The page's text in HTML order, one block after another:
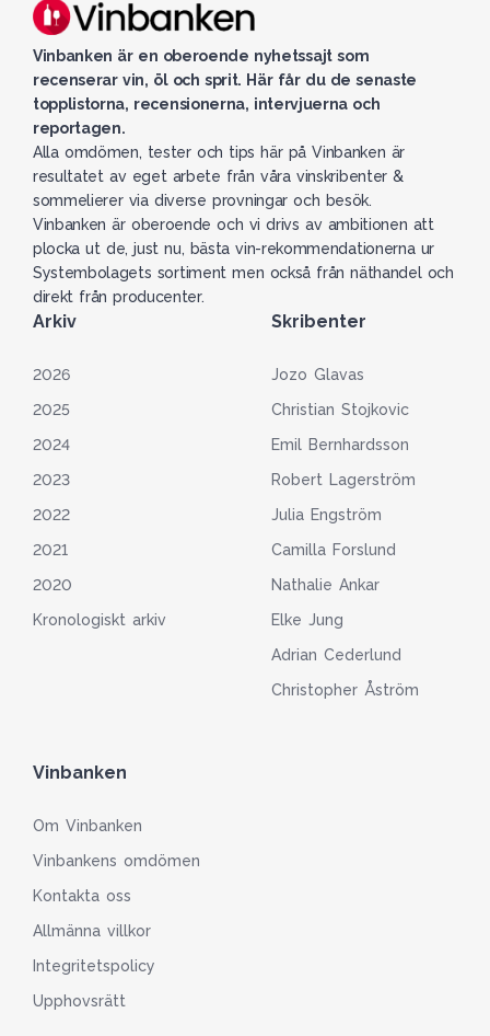
Vinbanken är en oberoende nyhetssajt som
recenserar vin, öl och sprit. Här får du de senaste
topplistorna, recensionerna, intervjuerna och
reportagen.
Alla omdömen, tester och tips här på Vinbanken är
resultatet av eget arbete från våra vinskribenter &
sommelierer via diverse provningar och besök.
Vinbanken är oberoende och vi drivs av ambitionen att
plocka ut de, just nu, bästa vin-rekommendationerna ur
Systembolagets sortiment men också från näthandel och
direkt från producenter.
Arkiv
2026
2025
2024
2023
2022
2021
2020
Kronologiskt arkiv
Skribenter
Jozo Glavas
Christian Stojkovic
Emil Bernhardsson
Robert Lagerström
Julia Engström
Camilla Forslund
Nathalie Ankar
Elke Jung
Adrian Cederlund
Christopher Åström
Vinbanken
Om Vinbanken
Vinbankens omdömen
Kontakta oss
Allmänna villkor
Integritetspolicy
Upphovsrätt